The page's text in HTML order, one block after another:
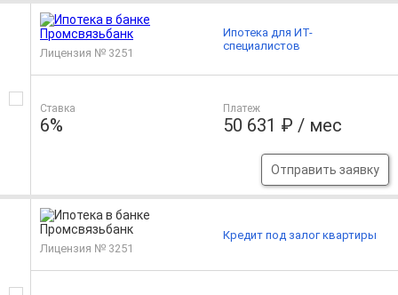
Лицензия № 3251
Ставка
6%
Платеж
50 631 ₽ / мес
Отправить заявку
Ипотека для ИТ-
специалистов
Лицензия № 3251
Кредит под залог квартиры